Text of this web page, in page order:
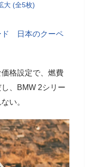
大 (全5枚)
ド 日本のクーペ
格設定で、燃費
、BMW 2シリー
い。